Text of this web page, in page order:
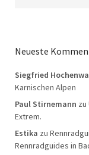
Neueste
Siegfried
Karnischen Alpen
Paul Stirnemann zu
Extrem.
Estika zu
Rennradguides in